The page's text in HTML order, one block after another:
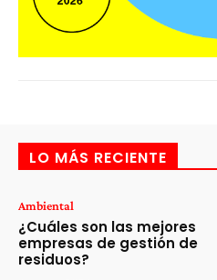
LO MÁS RECIENTE
Ambiental
¿Cuáles son las mejores
empresas de gestión de
residuos?